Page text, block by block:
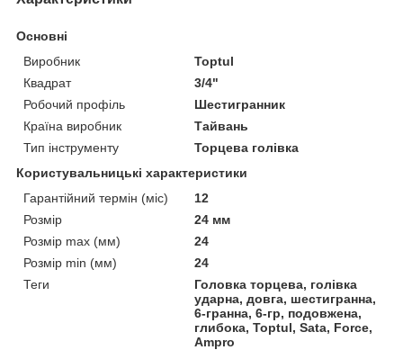
Основні
Виробник
Toptul
Квадрат
3/4"
Робочий профіль
Шестигранник
Країна виробник
Тайвань
Тип інструменту
Торцева голівка
Користувальницькі характеристики
Гарантійний термін (міс)
12
Розмір
24 мм
Розмір max (мм)
24
Розмір min (мм)
24
Теги
Головка торцева, голівка
ударна, довга, шестигранна,
6-гранна, 6-гр, подовжена,
глибока, Toptul, Sata, Force,
Ampro